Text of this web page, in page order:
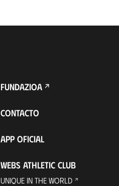
FUNDAZIOA
CONTACTO
APP OFICIAL
WEBS ATHLETIC CLUB
UNIQUE IN THE WORLD